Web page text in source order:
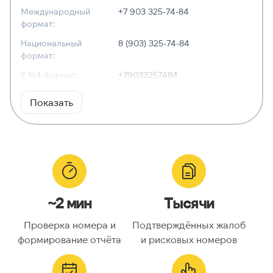
Международный
формат:
+7 903 325-74-84
Национальный
формат:
8 (903) 325-74-84
E.164 формат:
+79033257484
RFC3966
формат:
Тип номера:
Оператор связи:
Национальный
9033257484
Код страны:
ГЕОЛОКАЦИЯ
Показать
~2 мин
Проверка номера и
формирование отчёта
Тысячи
Подтверждённых жалоб
и рисковых номеров